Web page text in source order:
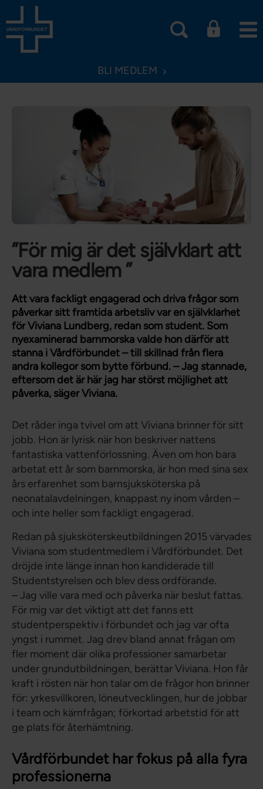
BLI MEDLEM
”För mig är det självklart att
vara medlem ”
Att vara fackligt engagerad och driva frågor som
påverkar sitt framtida arbetsliv var en självklarhet
för Viviana Lundberg, redan som student. Som
nyexaminerad barnmorska valde hon därför att
stanna i Vårdförbundet – till skillnad från flera
andra kollegor som bytte förbund. – Jag stannade,
eftersom det är här jag har störst möjlighet att
påverka, säger Viviana.
Det råder inga tvivel om att Viviana brinner för sitt
jobb. Hon är lyrisk när hon beskriver nattens
fantastiska vattenförlossning. Även om hon bara
arbetat ett år som barnmorska, är hon med sina sex
års erfarenhet som barnsjuksköterska på
neonatalavdelningen, knappast ny inom vården –
och inte heller som fackligt engagerad.
Redan på sjuksköterskeutbildningen 2015 värvades
Viviana som studentmedlem i Vårdförbundet. Det
dröjde inte länge innan hon kandiderade till
Studentstyrelsen och blev dess ordförande.
– Jag ville vara med och påverka när beslut fattas.
För mig var det viktigt att det fanns ett
studentperspektiv i förbundet och jag var ofta
yngst i rummet. Jag drev bland annat frågan om
fler moment där olika professioner samarbetar
under grundutbildningen, berättar Viviana. Hon får
kraft i rösten när hon talar om de frågor hon brinner
för: yrkesvillkoren, löneutvecklingen, hur de jobbar
i team och kärnfrågan; förkortad arbetstid för att
ge plats för återhämtning.
Vårdförbundet har fokus på alla fyra
professionerna